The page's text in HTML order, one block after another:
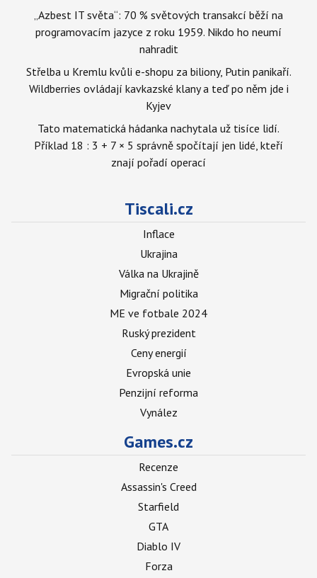
„Azbest IT světa“: 70 % světových transakcí běží na
programovacím jazyce z roku 1959. Nikdo ho neumí
nahradit
Střelba u Kremlu kvůli e-shopu za biliony, Putin panikaří.
Wildberries ovládají kavkazské klany a teď po něm jde i
Kyjev
Tato matematická hádanka nachytala už tisíce lidí.
Příklad 18 : 3 + 7 × 5 správně spočítají jen lidé, kteří
znají pořadí operací
Tiscali.cz
Inflace
Ukrajina
Válka na Ukrajině
Migrační politika
ME ve fotbale 2024
Ruský prezident
Ceny energií
Evropská unie
Penzijní reforma
Vynález
Games.cz
Recenze
Assassin's Creed
Starfield
GTA
Diablo IV
Forza